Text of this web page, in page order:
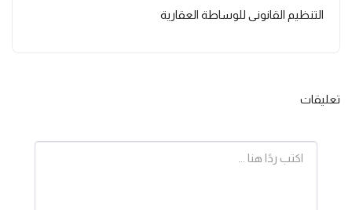
التنظيم القانوني للوساطة العقارية
تعليقات